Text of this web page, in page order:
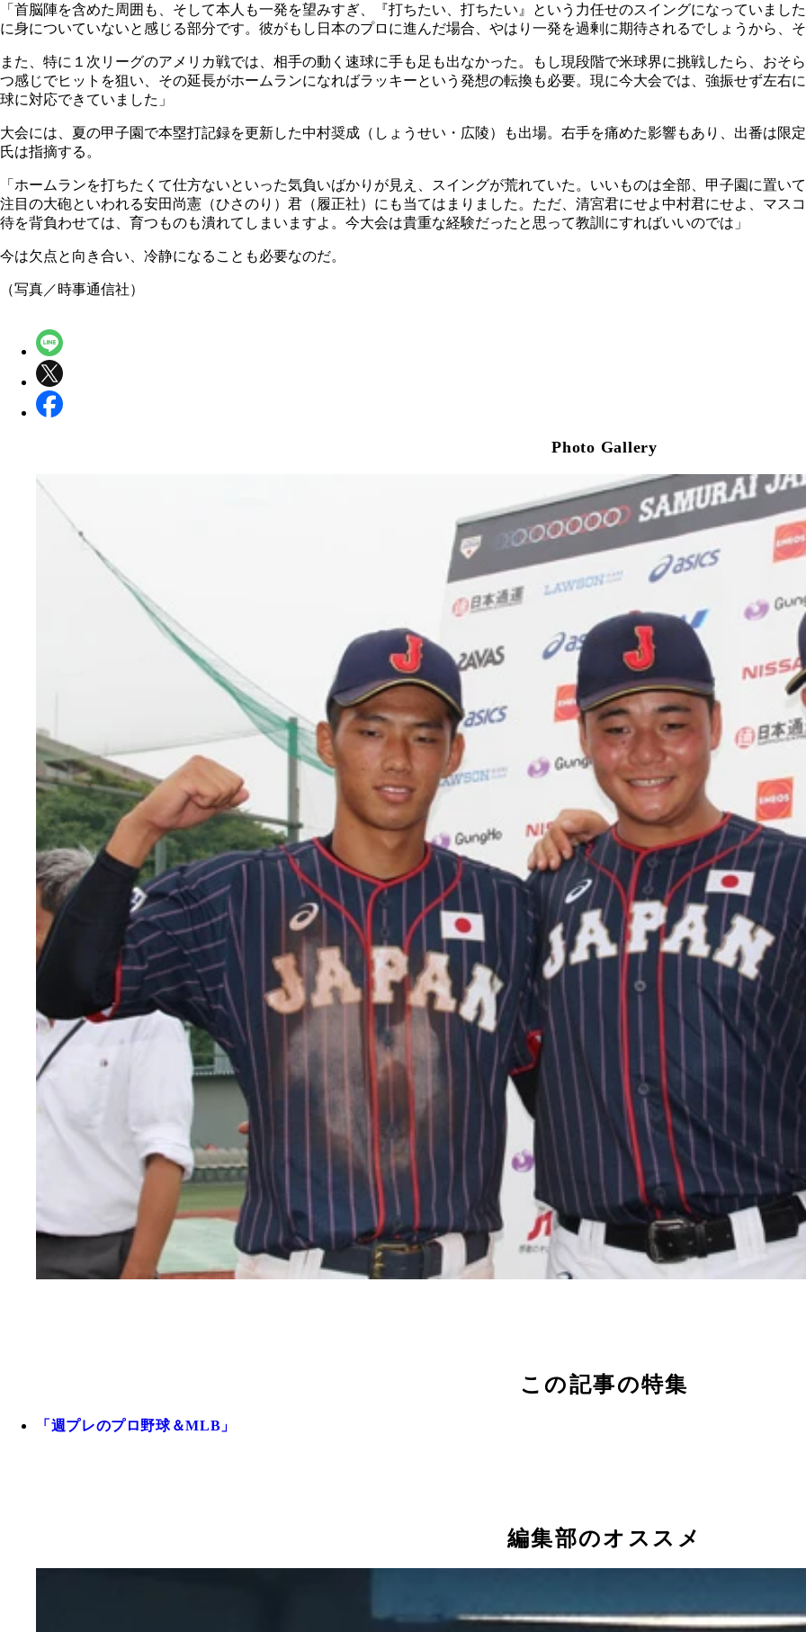
「首脳陣を含めた周囲も、そして本人も一発を望みすぎ、『打ちたい、打ちたい』という力任せのスイングになっていまし
に身についていないと感じる部分です。彼がもし日本のプロに進んだ場合、やはり一発を過剰に期待されるでしょうから、そ
また、特に１次リーグのアメリカ戦では、相手の動く速球に手も足も出なかった。もし現段階で米球界に挑戦したら、おそ
つ感じでヒットを狙い、その延長がホームランになればラッキーという発想の転換も必要。現に今大会では、強振せず左右
球に対応できていました」
大会には、夏の甲子園で本塁打記録を更新した中村奨成（しょうせい・広陵）も出場。右手を痛めた影響もあり、出番は限
氏は指摘する。
「ホームランを打ちたくて仕方ないといった気負いばかりが見え、スイングが荒れていた。いいものは全部、甲子園に置い
注目の大砲といわれる安田尚憲（ひさのり）君（履正社）にも当てはまりました。ただ、清宮君にせよ中村君にせよ、マス
待を背負わせては、育つものも潰れてしまいますよ。今大会は貴重な経験だったと思って教訓にすればいいのでは」
今は欠点と向き合い、冷静になることも必要なのだ。
（写真／時事通信社）
Photo Gallery
この記事の特集
「週プレのプロ野球＆MLB」
編集部のオススメ